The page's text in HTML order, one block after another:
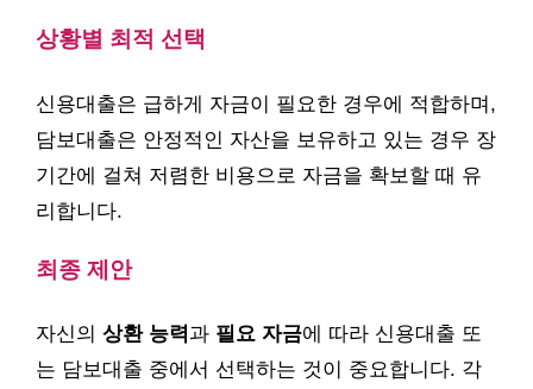
상황별 최적 선택
신용대출은 급하게 자금이 필요한 경우에 적합하며,
담보대출은 안정적인 자산을 보유하고 있는 경우 장
기간에 걸쳐 저렴한 비용으로 자금을 확보할 때 유
리합니다.
최종 제안
자신의 상환 능력과 필요 자금에 따라 신용대출 또
는 담보대출 중에서 선택하는 것이 중요합니다. 각